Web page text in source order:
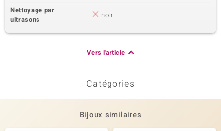
Nettoyage par
ultrasons
non
Vers l'article
Catégories
Bijoux similaires